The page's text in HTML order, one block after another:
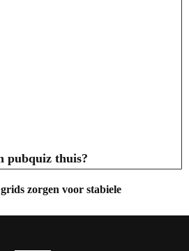
pubquiz thuis?
zorgen voor stabiele